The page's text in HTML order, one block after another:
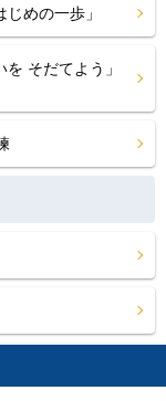
めの一歩」
そだてよう」